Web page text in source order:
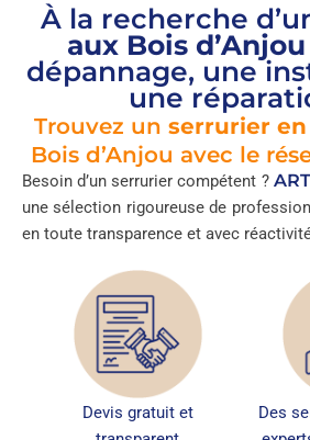
À la recherche
aux Bois d’Anjou
dépannage, une
une
Trouvez un serrurier
Bois d’Anjou avec le
Besoin d’un serrurier compétent ?
une sélection rigoureuse de
en toute transparence et avec
Devis gratuit et
Des